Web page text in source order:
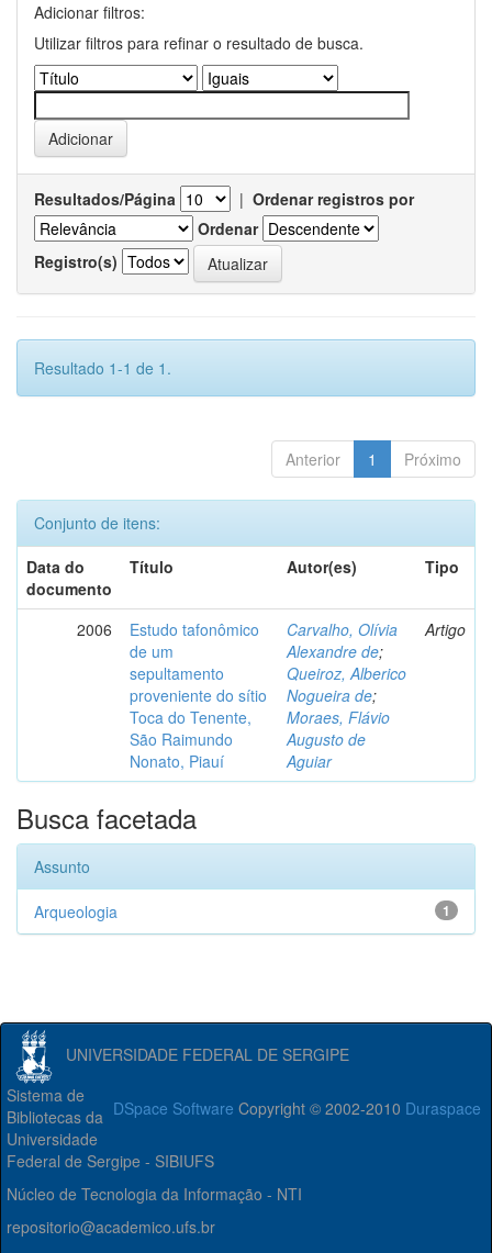
Adicionar filtros:
Utilizar filtros para refinar o resultado de busca.
Resultados/Página | Ordenar registros por
Ordenar
Registro(s)
Resultado 1-1 de 1.
Anterior 1 Próximo
Conjunto de itens:
Data do
documento
Título Autor(es) Tipo
2006
Estudo tafonômico
de um
sepultamento
proveniente do sítio
Toca do Tenente,
São Raimundo
Nonato, Piauí
Carvalho, Olívia
Alexandre de;
Queiroz, Alberico
Nogueira de;
Moraes, Flávio
Augusto de
Aguiar
Artigo
Busca facetada
Assunto
1
Arqueologia
UNIVERSIDADE FEDERAL DE SERGIPE
DSpace Software Copyright © 2002-2010 Duraspace
Sistema de
Bibliotecas da
Universidade
Federal de Sergipe - SIBIUFS
Núcleo de Tecnologia da Informação - NTI
repositorio@academico.ufs.br